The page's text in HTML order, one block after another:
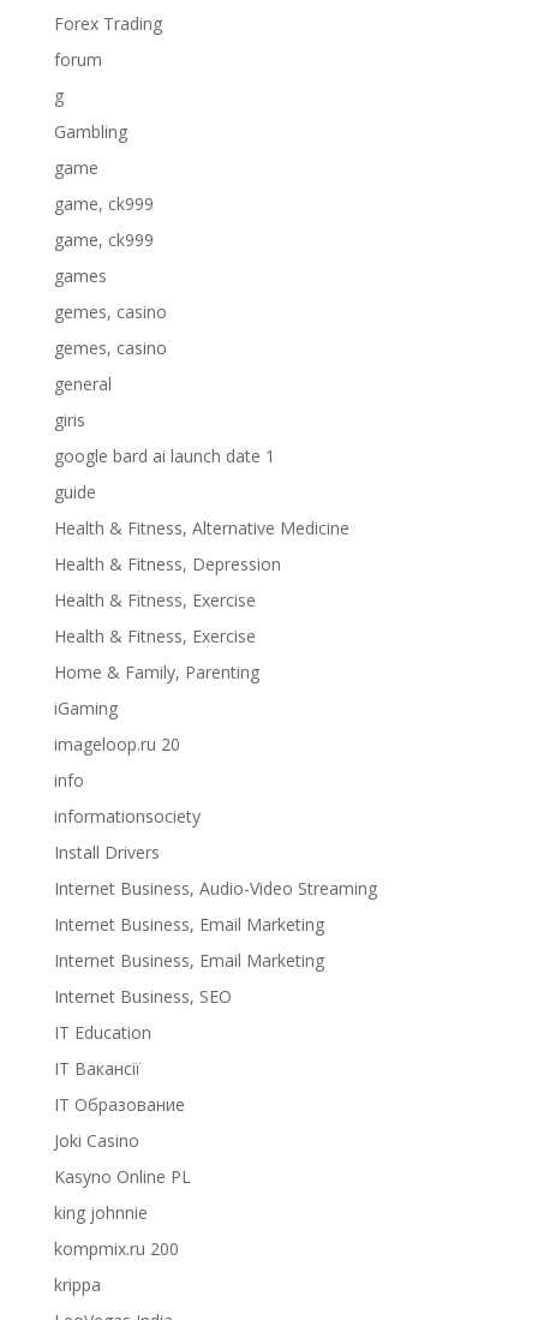
Forex Trading
forum
g
Gambling
game
game, ck999
game, ck999
games
gemes, casino
gemes, casino
general
giris
google bard ai launch date 1
guide
Health & Fitness, Alternative Medicine
Health & Fitness, Depression
Health & Fitness, Exercise
Health & Fitness, Exercise
Home & Family, Parenting
iGaming
imageloop.ru 20
info
informationsociety
Install Drivers
Internet Business, Audio-Video Streaming
Internet Business, Email Marketing
Internet Business, Email Marketing
Internet Business, SEO
IT Education
IT Вакансії
IT Образование
Joki Casino
Kasyno Online PL
king johnnie
kompmix.ru 200
krippa